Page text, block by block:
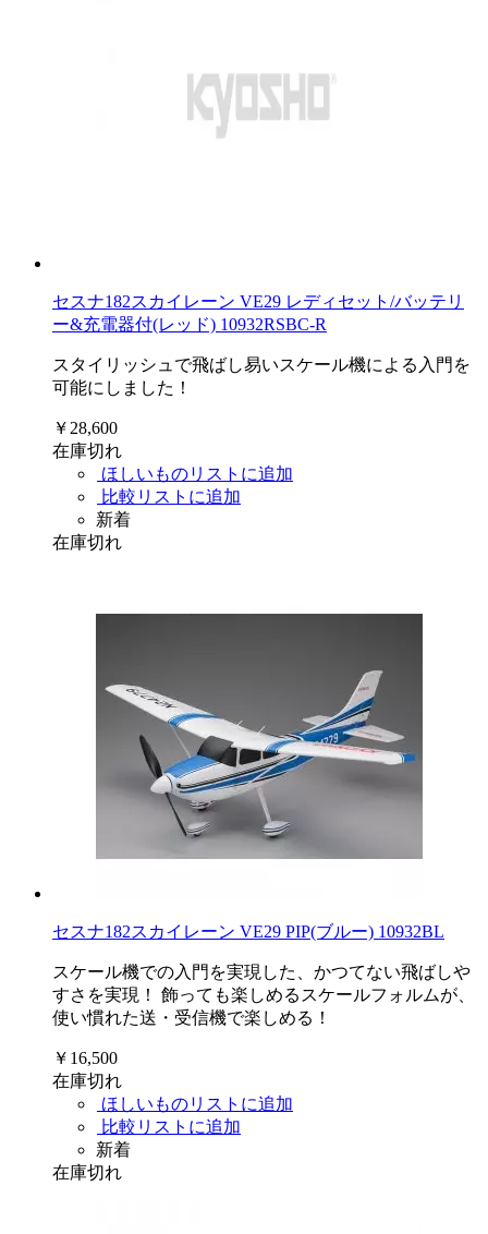
セスナ182スカイレーン VE29 レディセット/バッテリ
ー&充電器付(レッド) 10932RSBC-R
スタイリッシュで飛ばし易いスケール機による入門を
可能にしました！
￥28,600
在庫切れ
ほしいものリストに追加
比較リストに追加
新着
在庫切れ
セスナ182スカイレーン VE29 PIP(ブルー) 10932BL
スケール機での入門を実現した、かつてない飛ばしや
すさを実現！ 飾っても楽しめるスケールフォルムが、
使い慣れた送・受信機で楽しめる！
￥16,500
在庫切れ
ほしいものリストに追加
比較リストに追加
新着
在庫切れ